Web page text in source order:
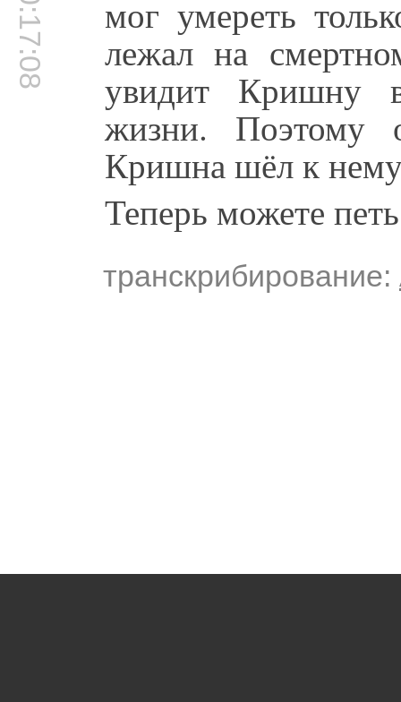
00:17:08 мог умереть
лежал на
увидит Кришну
жизни.
Кришна шёл к
Теперь можете
транскрибирование: